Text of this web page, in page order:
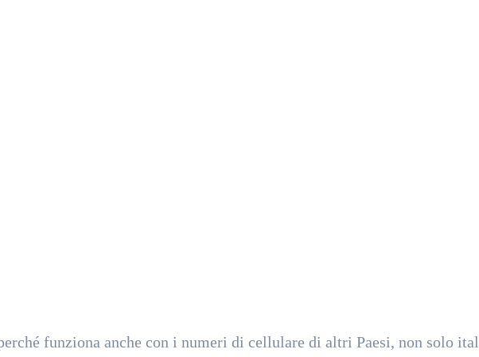
funziona anche con i numeri di cellulare di altri Paesi, non solo